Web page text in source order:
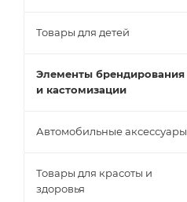
Товары для детей
Элементы брендирования
и кастомизации
Автомобильные аксессуары
Товары для красоты и
здоровья